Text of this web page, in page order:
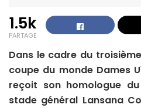
1.5k
PARTAGE
Dans le cadre du
coupe du monde Dames
reçoit son homologue
stade général Lansana